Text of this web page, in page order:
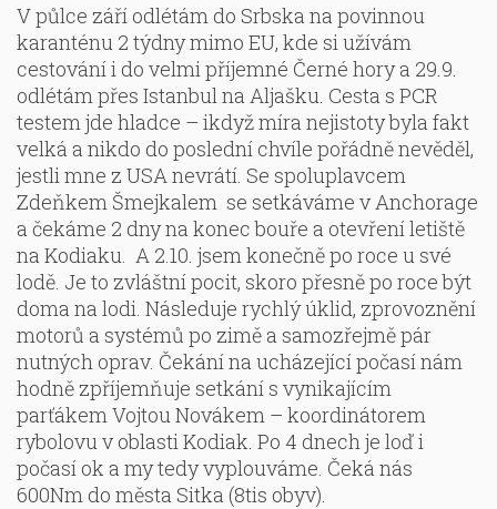
V půlce září odlétám do Srbska na povinnou
karanténu 2 týdny mimo EU, kde si užívám
cestování i do velmi příjemné Černé hory a 29.9.
odlétám přes Istanbul na Aljašku. Cesta s PCR
testem jde hladce – ikdyž míra nejistoty byla fakt
velká a nikdo do poslední chvíle pořádně nevěděl,
jestli mne z USA nevrátí. Se spoluplavcem
Zdeňkem Šmejkalem se setkáváme v Anchorage
a čekáme 2 dny na konec bouře a otevření letiště
na Kodiaku. A 2.10. jsem konečně po roce u své
lodě. Je to zvláštní pocit, skoro přesně po roce být
doma na lodi. Následuje rychlý úklid, zprovoznění
motorů a systémů po zimě a samozřejmě pár
nutných oprav. Čekání na ucházející počasí nám
hodně zpříjemňuje setkání s vynikajícím
parťákem Vojtou Novákem – koordinátorem
rybolovu v oblasti Kodiak. Po 4 dnech je loď i
počasí ok a my tedy vyplouváme. Čeká nás
600Nm do města Sitka (8tis obyv).